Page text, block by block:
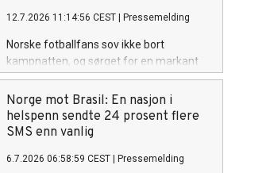
12.7.2026 11:14:56 CEST Pressemelding
Norske fotballfans sov ikke bort
kampnatten, og sørget for en markant
økning i bruk av mobildata under Norges
kvartfinalekamp mot England i Miami
lørdag kveld. Sammenlignet med forrige
lørdag økte datatrafikken med 26
hele 70 prosent. Økningen var spesielt
Norge mot Brasil: En nasjon i
helspenn sendte 24 prosent flere
SMS enn vanlig
6.7.2026 06:58:59 CEST Pressemelding